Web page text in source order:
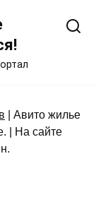
| Авито жилье
| На сайте